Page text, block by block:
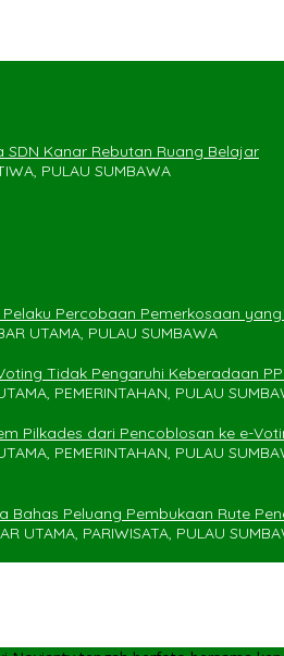
SDN Kanar Rebutan Ruang Belajar
PULAU SUMBAWA
Percobaan Pemerkosaan
UTAMA, PULAU SUMBAWA
Tidak Pengaruhi Keberadaan
PEMERINTAHAN, PULAU
Pilkades dari Pencoblosan ke e-
PEMERINTAHAN, PULAU
Bahas Peluang Pembukaan Rute
UTAMA, PARIWISATA, PULAU